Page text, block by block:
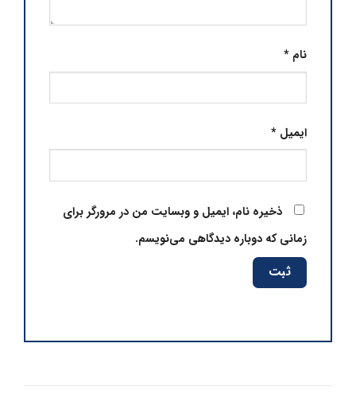
نام*
ایمیل*
ذخیره نام، ایمیل و وبسایت من در مرورگر برای
زمانی که دوباره دیدگاهی می‌نویسم.